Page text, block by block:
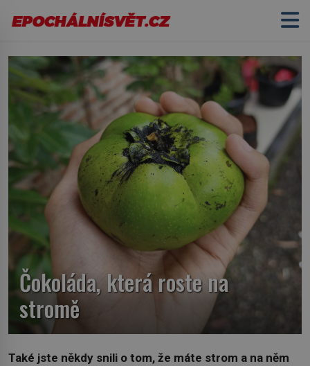
Čokoláda, která roste na
stromě
Také jste někdy snili o tom, že máte strom a na něm